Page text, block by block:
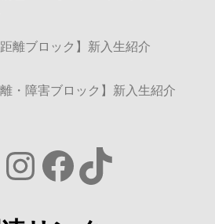
距離ブロック】新入生紹介
離・障害ブロック】新入生紹介
Instagram
Facebook
TikTok